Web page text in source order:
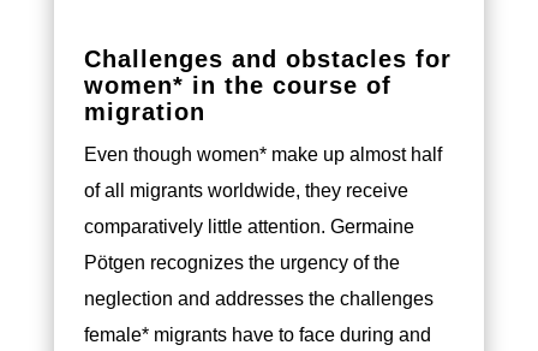
Challenges and obstacles for
women* in the course of
migration
Even though women* make up almost half
of all migrants worldwide, they receive
comparatively little attention. Germaine
Pötgen recognizes the urgency of the
neglection and addresses the challenges
female* migrants have to face during and